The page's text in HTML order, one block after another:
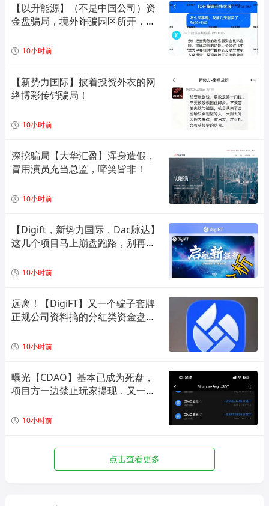
【以升能源】（不是中国公司）资
金盘骗局，境外诈骗园区所开，单
10小时前
【新势力国际】披着投资外衣的网
络博彩传销骗局！
10小时前
深挖骗局【大华汇盈】浑身造假，
冒用演员充当总监，啼笑皆非！
10小时前
【Digift，新势力国际，Dac脉达】
这几个项目马上崩盘跑路，别再被
10小时前
远离！【DigiFT】又一个骗子套牌
正规公司资料搞的分红类资金盘骗
10小时前
曝光【CDAO】基本已成为死盘，
项目方一边禁止玩家提现，又一边
10小时前
点击查看更多